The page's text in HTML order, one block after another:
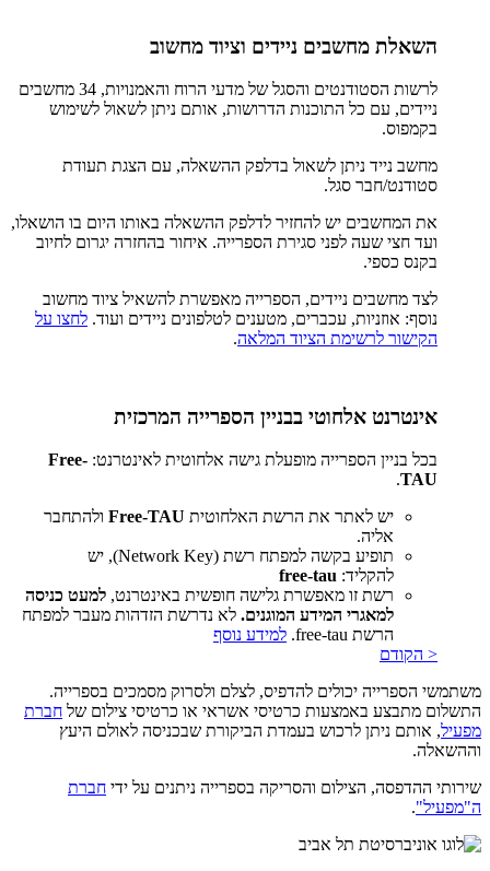
השאלת מחשבים ניידים וציוד מחשוב
לרשות הסטודנטים והסגל של מדעי הרוח והאמנויות, 34 מחשבים
ניידים, עם כל התוכנות הדרושות, אותם ניתן לשאול לשימוש
בקמפוס.
מחשב נייד ניתן לשאול בדלפק ההשאלה, עם הצגת תעודת
סטודנט/חבר סגל.
את המחשבים יש להחזיר לדלפק ההשאלה באותו היום בו הושאלו,
ועד חצי שעה לפני סגירת הספרייה. איחור בהחזרה יגרום לחיוב
בקנס כספי.
לצד מחשבים ניידים, הספרייה מאפשרת להשאיל ציוד מחשוב
נוסף: אוזניות, עכברים, מטענים לטלפונים ניידים ועוד. לחצו על
הקישור לרשימת הציוד המלאה.
אינטרנט אלחוטי בבניין הספרייה המרכזית
בכל בניין הספרייה מופעלת גישה אלחוטית לאינטרנט: Free-
TAU
.
יש לאתר את הרשת האלחוטית Free-TAU ולהתחבר
אליה.
תופיע בקשה למפתח רשת (Network Key), יש
להקליד: free-tau
רשת זו מאפשרת גלישה חופשית באינטרנט, למעט כניסה
למאגרי המידע המוגנים. לא נדרשת הזדהות מעבר למפתח
הרשת free-tau.
למידע נוסף
< הקודם
משתמשי הספרייה יכולים להדפיס, לצלם ולסרוק מסמכים בספרייה.
התשלום מתבצע באמצעות כרטיסי אשראי או כרטיסי צילום של חברת
מפעיל, אותם ניתן לרכוש בעמדת הביקורת שבכניסה לאולם היעץ
וההשאלה.
שירותי ההדפסה, הצילום והסריקה בספרייה ניתנים על ידי חברת
ה"מפעיל".